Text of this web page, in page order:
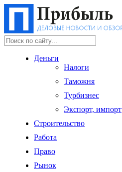
Деньги
Налоги
Таможня
Турбизнес
Экспорт, импорт
Строительство
Работа
Право
Рынок